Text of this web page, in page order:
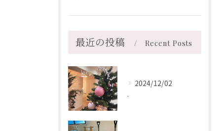
最近の投稿 Recent Posts
2024/12/02
.